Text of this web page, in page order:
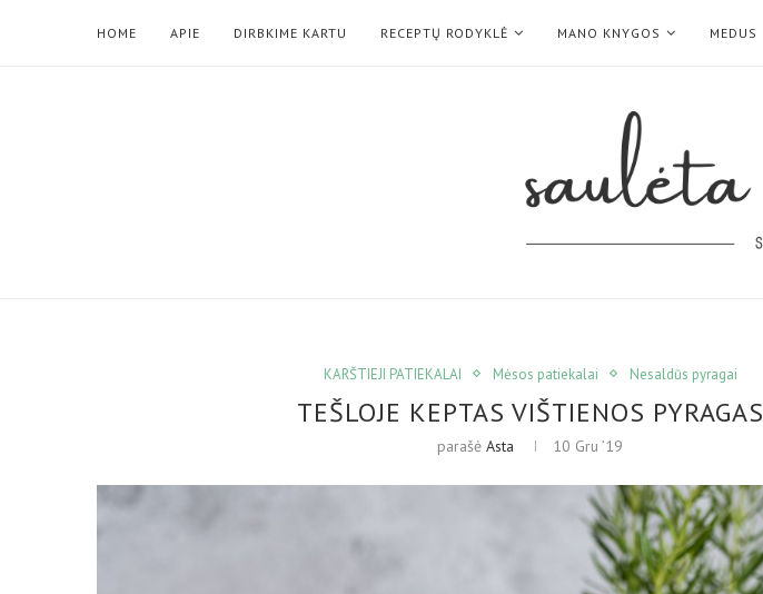
HOME APIE DIRBKIME KARTU RECEPTŲ RODYKLĖ MANO KNYGOS MEDUS
KARŠTIEJI PATIEKALAI Mėsos patiekalai Nesaldūs pyragai
TEŠLOJE KEPTAS VIŠTIENOS PYRAGAS
parašėAsta 10 Gru ’19